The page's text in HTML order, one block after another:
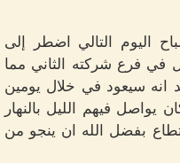
اليوم التالي اضطر إلى
في فرع شركته الثاني مما
انه سيعود في خلال يومين
فيهم الليل بالنهار
بفضل الله ان ينجو من